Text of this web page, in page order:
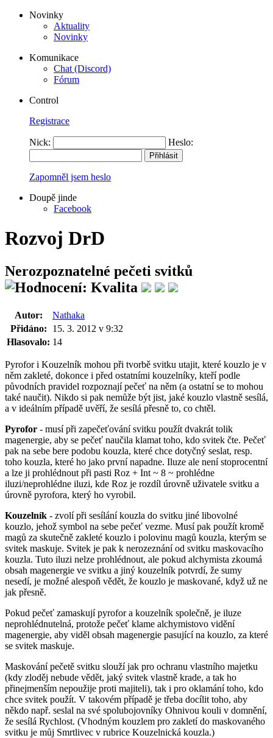
Novinky
Aktuality
Novinky
Komunikace
Chat (Discord)
Fórum
Control
Registrace
Nick: Heslo:
Zapomněl jsem heslo
Doupě jinde
Facebook
Rozvoj DrD
Nerozpoznatelné pečeti svitků
Autor:
Nathaka
Přidáno:
15. 3. 2012 v 9:32
Hlasovalo: 14
Pyrofor i Kouzelník mohou při tvorbě svitku utajit, které kouzlo je v
něm zakleté, dokonce i před ostatními kouzelníky, kteří podle
původních pravidel rozpoznají pečeť na něm (a ostatní se to mohou
také naučit). Nikdo si pak nemůže být jist, jaké kouzlo vlastně sesílá,
a v ideálním případě uvěří, že sesílá přesně to, co chtěl.
Pyrofor - musí při zapečeťování svitku použít dvakrát tolik
magenergie, aby se pečeť naučila klamat toho, kdo svitek čte. Pečeť
pak na sebe bere podobu kouzla, které chce dotyčný seslat, resp.
toho kouzla, které ho jako první napadne. Iluze ale není stoprocentní
a lze ji prohlédnout při pasti Roz + Int ~ 8 ~ prohlédne
iluzi/neprohlédne iluzi, kde Roz je rozdíl úrovně uživatele svitku a
úrovně pyrofora, který ho vyrobil.
Kouzelník - zvolí při sesílání kouzla do svitku jiné libovolné
kouzlo, jehož symbol na sebe pečeť vezme. Musí pak použít kromě
magů za skutečně zakleté kouzlo i polovinu magů kouzla, kterým se
svitek maskuje. Svitek je pak k nerozeznání od svitku maskovacího
kouzla. Tuto iluzi nelze prohlédnout, ale pokud alchymista zkoumá
obsah magenergie ve svitku a jiný kouzelník potvrdí, že sumy
nesedí, je možné alespoň vědět, že kouzlo je maskované, když už ne
jak přesně.
Pokud pečeť zamaskují pyrofor a kouzelník společně, je iluze
neprohlédnutelná, protože pečeť klame alchymistovo vidění
magenergie, aby viděl obsah magenergie pasující na kouzlo, za které
se svitek maskuje.
Maskování pečetě svitku slouží jak pro ochranu vlastního majetku
(kdy zloděj nebude vědět, jaký svitek vlastně krade, a tak ho
přinejmenším nepoužije proti majiteli), tak i pro oklamání toho, kdo
chce svitek použít. V takovém případě je třeba docílit toho, aby
někdo např. seslal na své spolubojovníky Ohnivou kouli v domnění,
že sesílá Rychlost. (Vhodným kouzlem pro zakletí do maskovaného
svitku je můj Smrtlivec v rubrice Kouzelnická kouzla.)